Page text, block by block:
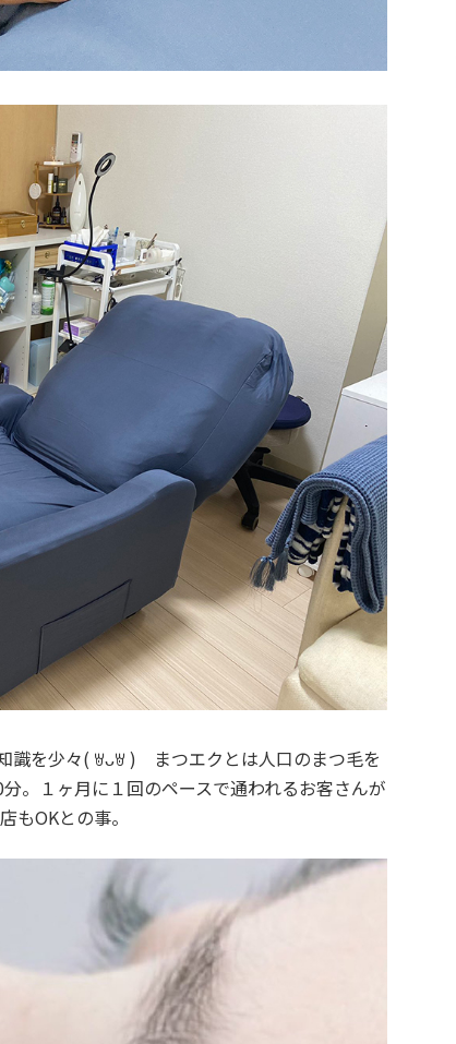
を少々( ꇐᴗꇐ ) まつエクとは人口のまつ毛を
。１ヶ月に１回のペースで通われるお客さんが
もOKとの事。